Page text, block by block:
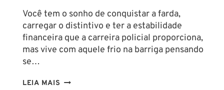
Você tem o sonho de conquistar a farda,
carregar o distintivo e ter a estabilidade
financeira que a carreira policial proporciona,
mas vive com aquele frio na barriga pensando
se…
LEIA MAIS TENHO